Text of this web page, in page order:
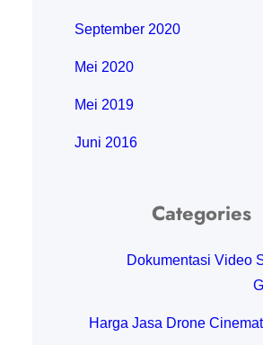
September 2020
Mei 2020
Mei 2019
Juni 2016
Categories
Dokumentasi Video
Harga Jasa Drone